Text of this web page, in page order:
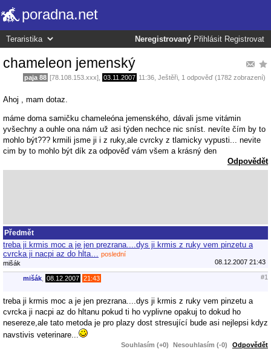
poradna.net
Neregistrovaný Přihlásit Registrovat
chameleon jemenský
paja 88 [78.108.153.xxx], 03.11.2007 11:36 Ještěři , 1 odpověď (1782 zobrazení)
Ahoj , mam dotaz.
máme doma samičku chameleóna jemenského, dávali jsme vitámin
yvšechny a ouhle ona nám už asi týden nechce nic sníst. nevíte čím by to
mohlo být??? krmili jsme ji i z ruky,ale cvrcky z tlamicky vypusti... nevite
cim by to mohlo být dík za odpověď vám všem a krásný den
Odpovědět
Předmět
treba ji krmis moc a je jen prezrana....dys ji krmis z ruky vem pinzetu a
cvrcka ji nacpi az do hlta…
poslední
mišák
08.12.2007 21:43
mišák 08.12.2007 21:43 #1
treba ji krmis moc a je jen prezrana....dys ji krmis z ruky vem pinzetu a
cvrcka ji nacpi az do hltanu pokud ti ho vyplivne opakuj to dokud ho
nesereze,ale tato metoda je pro plazy dost stresující bude asi nejlepsi kdyz
navstivis veterinare...
Souhlasím (+0) Nesouhlasím (-0) Odpovědět